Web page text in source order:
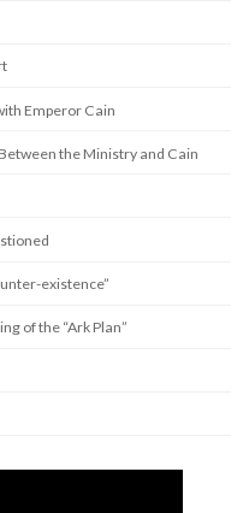
Emperor Cain
the Ministry and Cain
existence”
of the “Ark Plan”